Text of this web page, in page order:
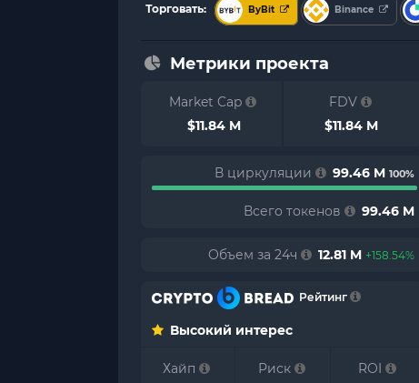
Торговать: ByBit Binance
Метрики проекта
Market Cap
$11.84 M
FDV
$11.84 M
В циркуляции 99.46 M 100%
Всего токенов 99.46 M
Объем за 24ч 12.81 M +158.54%
Рейтинг
Высокий интерес
Хайп
Риск
ROI